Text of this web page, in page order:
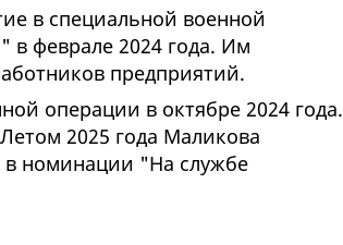
в специальной военной
в феврале 2024 года. Им
предприятий.
операции в октябре 2024 года.
2025 года Маликова
в номинации "На службе